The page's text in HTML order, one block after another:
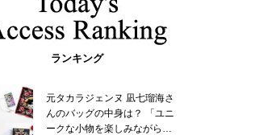
ランキング
元タカラジェンヌ 凪七瑠海さ
んのバッグの中身は？ 「ユニ
ークな小物を楽しみながら…